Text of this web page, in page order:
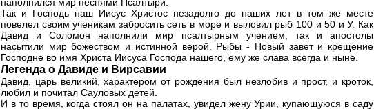
Так и Господь наш Иисус Христос незадолго до наших лет в том же месте
повелел своим ученикам забросить сеть в море и выловил рыб 100 и 50 и У. Как
Давид и Соломон наполнили мир псалтырным учением, так и апостолы
насытили мир божеством и истинной верой. Рыбы - Новый завет и крещение
Господне во имя Христа Иисуса Господа нашего, ему же слава всегда и ныне.
Легенда о Давиде и Вирсавии
Давид, царь великий, характером от рождения был незлобив и прост, и кроток,
любил и почитал Сауловых детей.
И в то время, когда стоял он на палатах, увидел жену Урии, купающуюся в саду